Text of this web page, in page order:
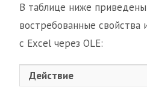
В таблице ниже
востребованные
с Excel через OLE:
Действие